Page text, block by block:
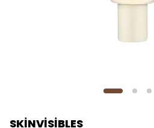
SKİNVİSİBLES